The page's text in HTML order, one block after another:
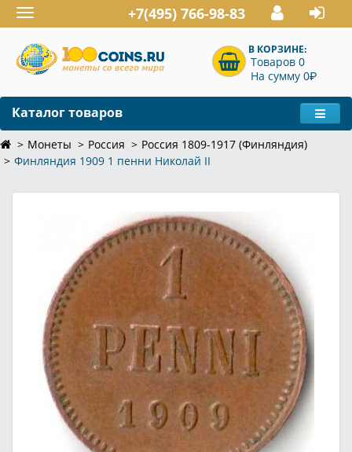
Toggle
navigation
+7(495) 766-98-83
В КОРЗИНЕ:
Товаров 0
На сумму 0P
Каталог товаров
Монеты Россия
Россия 1809-1917 (Финляндия)
Финляндия 1909 1 пенни Николай II